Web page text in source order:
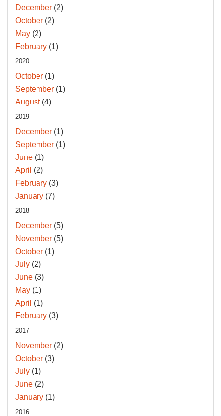
December (2)
October (2)
May (2)
February (1)
2020
October (1)
September (1)
August(4)
2019
December (1)
September (1)
June (1)
April (2)
February (3)
January (7)
2018
December (5)
November (5)
October (1)
July (2)
June (3)
May (1)
April (1)
February (3)
2017
November (2)
October (3)
July (1)
June (2)
January (1)
2016